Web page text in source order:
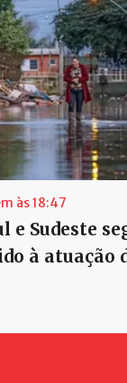
às 18:47
e Sudeste
à atuação